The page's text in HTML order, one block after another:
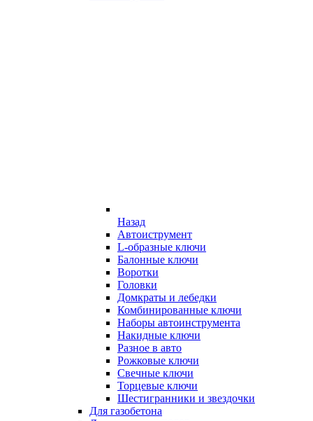
Назад
Автоиструмент
L-образные ключи
Балонные ключи
Воротки
Головки
Домкраты и лебедки
Комбинированные ключи
Наборы автоинструмента
Накидные ключи
Разное в авто
Рожковые ключи
Свечные ключи
Торцевые ключи
Шестигранники и звездочки
Для газобетона